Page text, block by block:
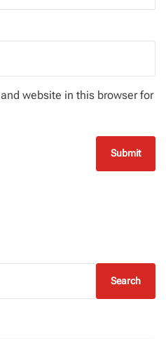
website in this browser for
Search